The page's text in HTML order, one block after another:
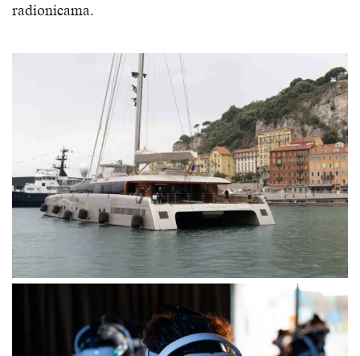
radionicama.